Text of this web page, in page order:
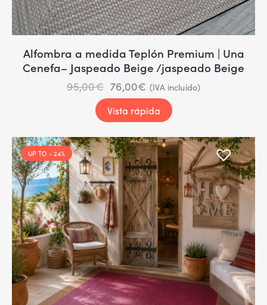
Alfombra a medida Teplón Premium | Una
Cenefa– Jaspeado Beige /jaspeado Beige
95,00€ 76,00€ (IVA incluido)
Vista rápida
UP TO - 24%